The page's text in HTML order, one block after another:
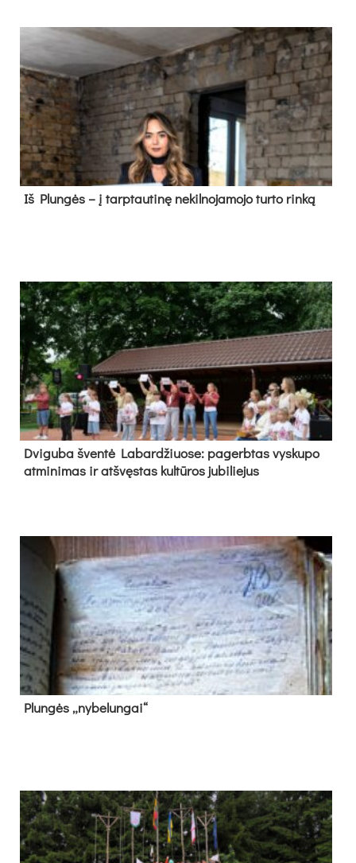
Iš Plungės – į tarptautinę nekilnojamojo turto rinką
Dvi­gu­ba šven­tė La­bar­džiuo­se: pa­gerb­tas vys­ku­po
at­mi­ni­mas ir at­švęs­tas kul­tū­ros ju­bi­lie­jus
Plun­gės „ny­be­lun­gai“